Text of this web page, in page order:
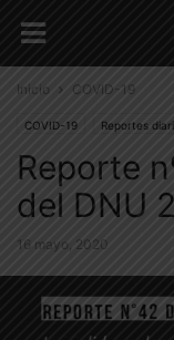
Inicio COVID-19
COVID-19 Reportes
Reporte
del DNU
16 mayo, 2020